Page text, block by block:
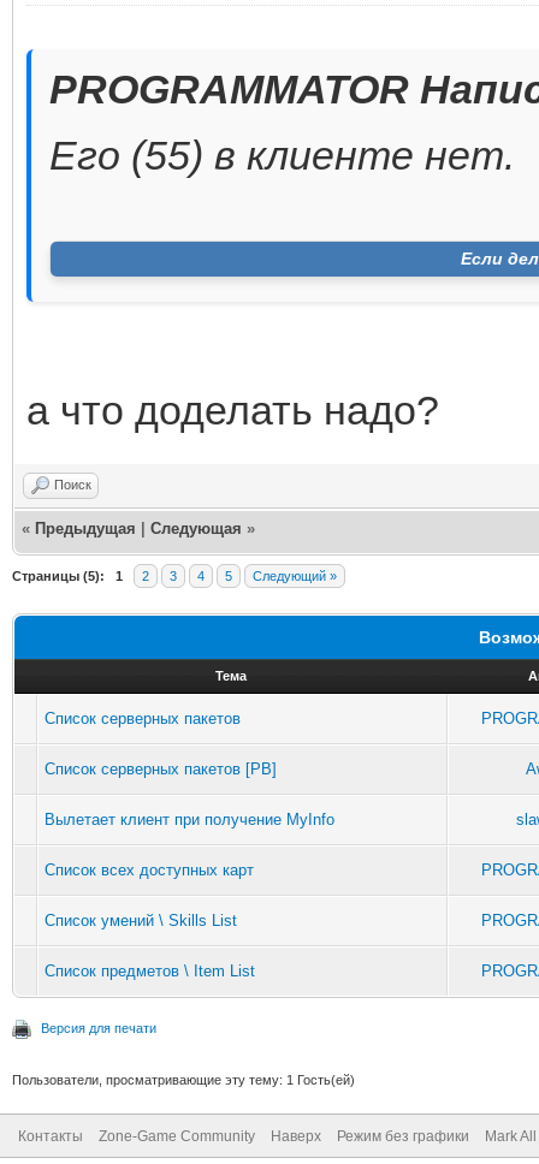
PROGRAMMATOR
Его (55) в клиенте нет.
Если
а что доделать надо?
Поиск
« Предыдущая Следующая »
Страницы (5): 1 2 3 4 5 Следующий »
Тема
Список серверных пакетов
Список серверных пакетов [PB]
Вылетает клиент при получение MyInfo
Список всех доступных карт
Список умений \ Skills List
Список предметов \ Item List
Версия для печати
Пользователи, просматривающие эту тему: 1 Гость(ей)
Контакты Zone-Game Community Наверх Режим без графики Mark